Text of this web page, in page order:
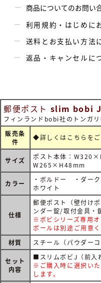
商品についてのお問い
利用規約・はじめに
送料とお支払い方法
返品・キャンセルに
郵便ポスト slim bobi J
フィンランドbobi社のトンガ
販売条
件
◆詳しくは こちらを
サイズ
ポスト本体：
W265×H48mm
カラー
・ボルドー ・ダー
ホワイト
仕様
郵便ポスト（壁付け
ンダー錠/取付金具・
※ボビシリーズ専用オ
ポールは別途ご用意く
材質
スチール（パウダーコ
セット
内容
■スリムボビJ（前入
※ご購入時に選択い
します。